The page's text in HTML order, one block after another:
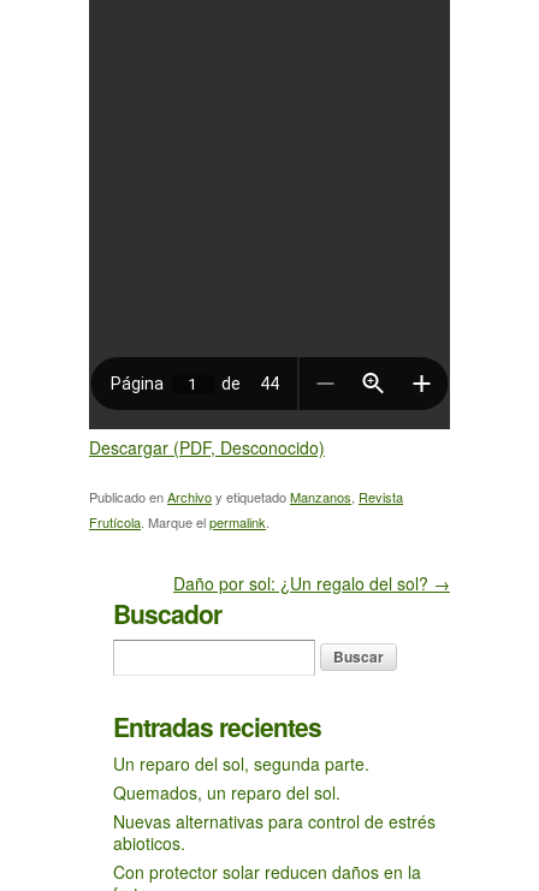
Descargar (PDF, Desconocido)
Publicado enArchivoy etiquetadoManzanos Revista
Frutícola . Marque elpermalink
Daño por sol: ¿Un regalo del sol? →
Buscador
Entradas recientes
Un reparo del sol, segunda parte.
Quemados, un reparo del sol.
Nuevas alternativas para control de estrés
abioticos.
Con protector solar reducen daños en la